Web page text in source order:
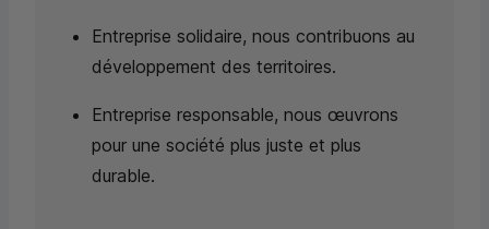
Entreprise solidaire, nous contribuons au
développement des territoires.
Entreprise responsable, nous œuvrons
pour une société plus juste et plus
durable.